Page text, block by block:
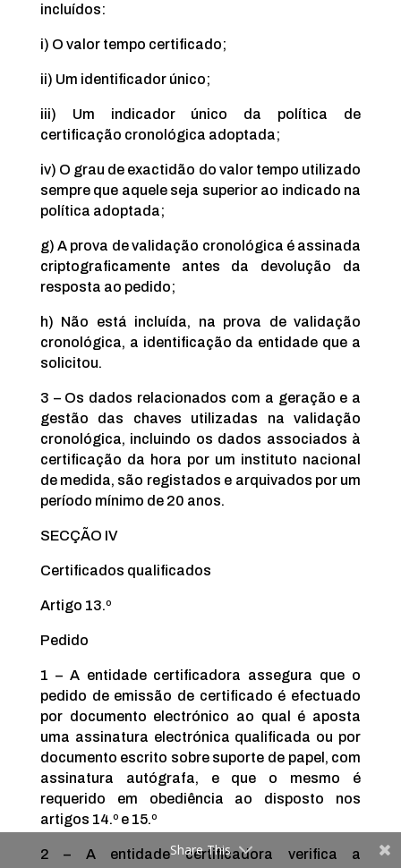
incluídos:
i) O valor tempo certificado;
ii) Um identificador único;
iii) Um indicador único da política de
certificação cronológica adoptada;
iv) O grau de exactidão do valor tempo utilizado
sempre que aquele seja superior ao indicado na
política adoptada;
g) A prova de validação cronológica é assinada
criptograficamente antes da devolução da
resposta ao pedido;
h) Não está incluída, na prova de validação
cronológica, a identificação da entidade que a
solicitou.
3 – Os dados relacionados com a geração e a
gestão das chaves utilizadas na validação
cronológica, incluindo os dados associados à
certificação da hora por um instituto nacional
de medida, são registados e arquivados por um
período mínimo de 20 anos.
SECÇÃO IV
Certificados qualificados
Artigo 13.º
Pedido
1 – A entidade certificadora assegura que o
pedido de emissão de certificado é efectuado
por documento electrónico ao qual é aposta
uma assinatura electrónica qualificada ou por
documento escrito sobre suporte de papel, com
assinatura autógrafa, e que o mesmo é
requerido em obediência ao disposto nos
artigos 14.º e 15.º
2 – A entidade certificadora verifica a
Share This